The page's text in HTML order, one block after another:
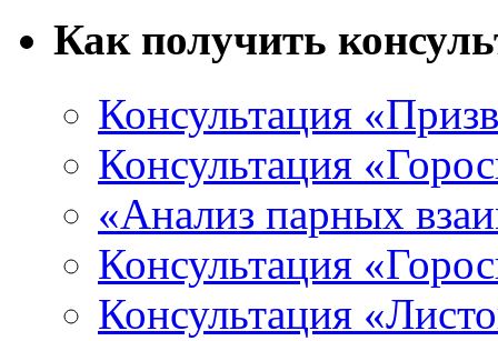
Как получить
Консультация
Консультация
«Анализ парных
Консультация
Консультация